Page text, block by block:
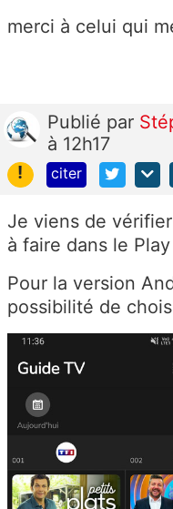
merci à celui qui
Publié par
à 12h17
!
citer
Je viens de
à faire dans le
Pour la version
possibilité de